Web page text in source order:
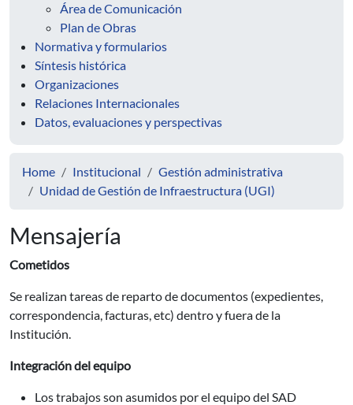
Área de Comunicación
Plan de Obras
Normativa y formularios
Síntesis histórica
Organizaciones
Relaciones Internacionales
Datos, evaluaciones y perspectivas
Home Institucional
Gestión administrativa
Unidad de Gestión de Infraestructura (UGI)
Mensajería
Cometidos
Se realizan tareas de reparto de documentos (expedientes,
correspondencia, facturas, etc) dentro y fuera de la
Institución.
Integración del equipo
Los trabajos son asumidos por el equipo del SAD